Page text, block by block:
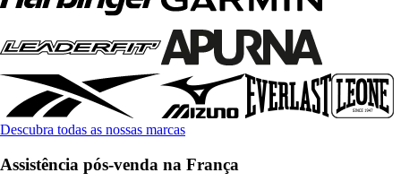
Descubra todas as nossas marcas
Assistência pós-venda na França